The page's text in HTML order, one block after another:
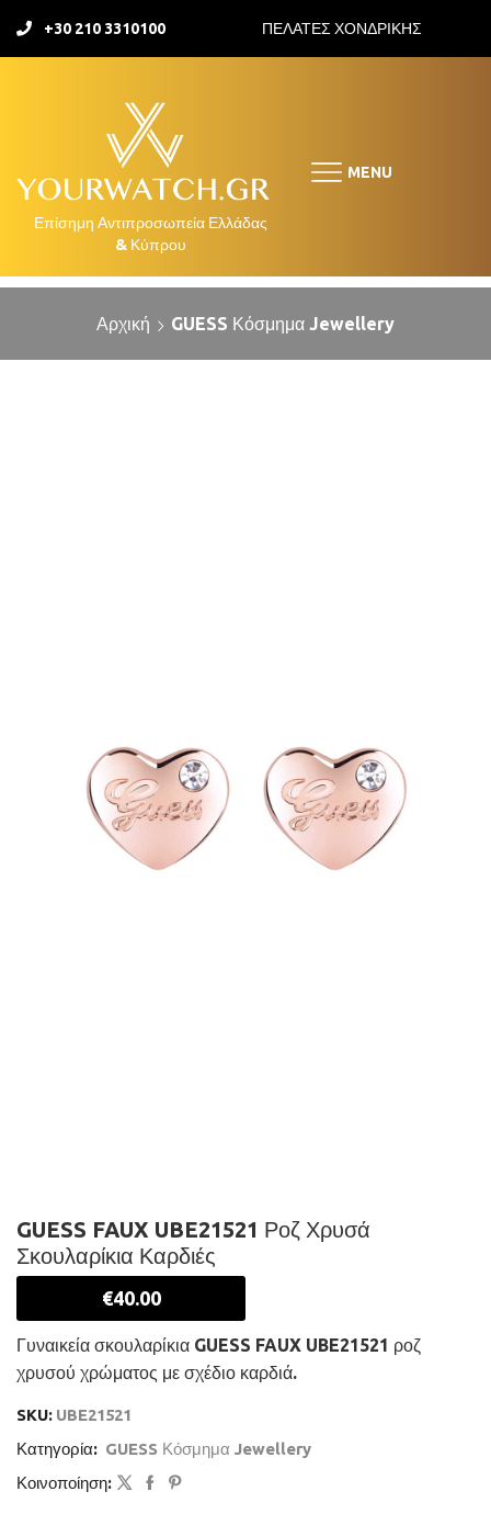
+30 210 3310100 ΠΕΛΑΤΕΣ ΧΟΝΔΡΙΚΗΣ
MENU
Αρχική GUESS Κόσμημα Jewellery
GUESS FAUX UBE21521 Ροζ Χρυσά
Σκουλαρίκια Καρδιές
€40.00
Γυναικεία σκουλαρίκια GUESS FAUX UBE21521 ροζ
χρυσού χρώματος με σχέδιο καρδιά.
SKU: UBE21521
Κατηγορία: GUESS Κόσμημα Jewellery
Κοινοποίηση: